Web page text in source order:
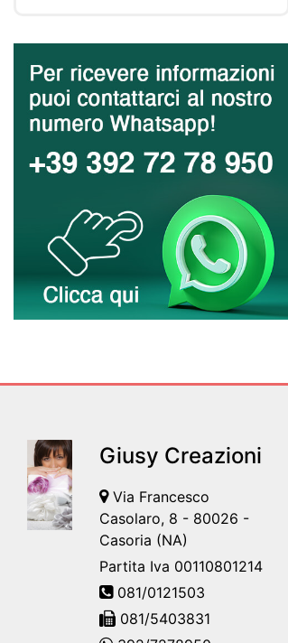
Giusy Creazioni
Via Francesco
Casolaro, 8 - 80026 -
Casoria (NA)
Partita Iva 00110801214
081/0121503
081/5403831